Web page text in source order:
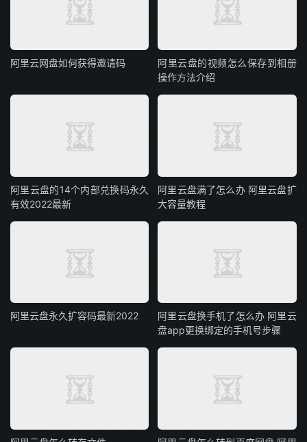
阿里云网盘如何获得邀请码
阿里云盘的视频怎么保存到相册
操作方法介绍
阿里云盘的14个内部兑换码永久
有效2022最新
阿里云盘满了怎么办 阿里云盘扩
大容量教程
阿里云盘永久扩容码最新2022
阿里云盘换手机了怎么办 阿里云
盘app更换绑定的手机号步骤